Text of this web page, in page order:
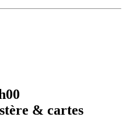
& cartes